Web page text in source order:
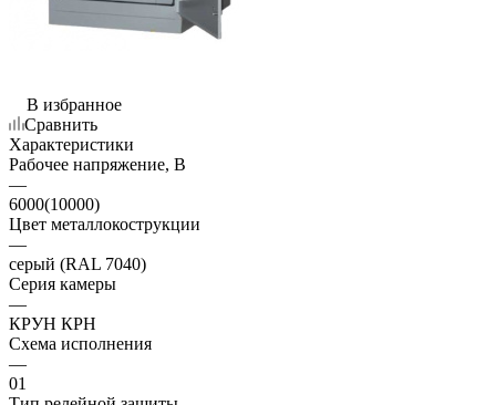
В избранное
Сравнить
Характеристики
Рабочее напряжение, В
—
6000(10000)
Цвет металлокострукции
—
серый (RAL 7040)
Серия камеры
—
КРУН КРН
Схема исполнения
—
01